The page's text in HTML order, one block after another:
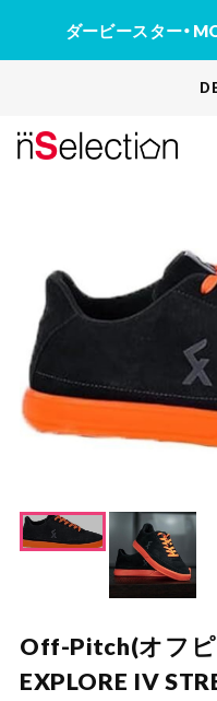
ダービースター・
Off-Pitch(オフ
EXPLORE IV